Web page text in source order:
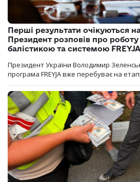
Перші результати очікуються
Президент розповів про
балістикою та системою FREYJA
Президент України Володимир
програма FREYJA вже перебуває на